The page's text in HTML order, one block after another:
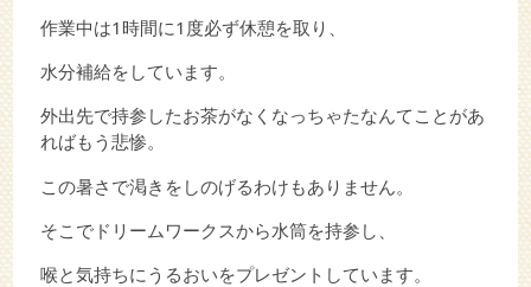
作業中は1時間に1度必ず休憩を取り、
水分補給をしています。
外出先で持参したお茶がなくなっちゃたなんてことがあ
ればもう悲惨。
この暑さで渇きをしのげるわけもありません。
そこでドリームワークスから水筒を持参し、
喉と気持ちにうるおいをプレゼントしています。